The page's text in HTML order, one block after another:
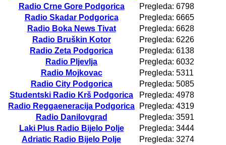
Radio Crne Gore Podgorica
Pregleda: 6798
Radio Skadar Podgorica
Pregleda: 6665
Radio Boka News Tivat
Pregleda: 6628
Radio Bruškin Kotor
Pregleda: 6226
Radio Zeta Podgorica
Pregleda: 6138
Radio Pljevlja
Pregleda: 6032
Radio Mojkovac
Pregleda: 5311
Radio City Podgorica
Pregleda: 5085
Studentski Radio Krš Podgorica
Pregleda: 4978
Radio Reggaeneracija Podgorica
Pregleda: 4319
Radio Danilovgrad
Pregleda: 3591
Laki Plus Radio Bijelo Polje
Pregleda: 3444
Adriatic Radio Bijelo Polje
Pregleda: 3274